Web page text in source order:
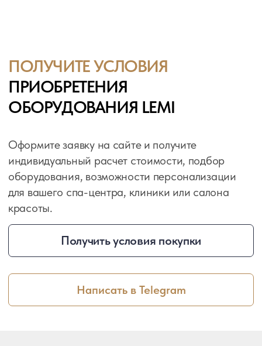
ElmTree: официальный дистрибьютор
Lemi — итальянский бренд премиального
Производство 100% в Италии, гарантия до 10 лет,
индивидуализация и сервис на весь срок службы.
Получить условия покупки